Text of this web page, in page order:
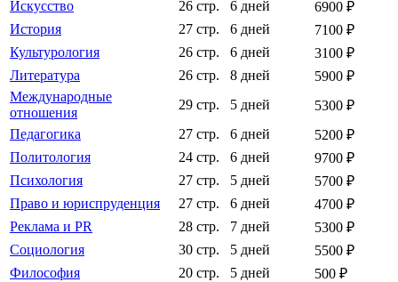
Искусство 26 стр. 6 дней
6900 ₽
История
27 стр. 6 дней
7100 ₽
Культурология
26 стр. 6 дней
3100 ₽
Литература
26 стр. 8 дней
5900 ₽
Международные
отношения
29 стр. 5 дней
5300 ₽
Педагогика
27 стр. 6 дней
5200 ₽
Политология
24 стр. 6 дней
9700 ₽
Психология
27 стр. 5 дней
5700 ₽
Право и юриспруденция
27 стр. 6 дней
4700 ₽
Реклама и PR
28 стр. 7 дней
5300 ₽
Социология
30 стр. 5 дней
5500 ₽
Философия
20 стр. 5 дней
500 ₽